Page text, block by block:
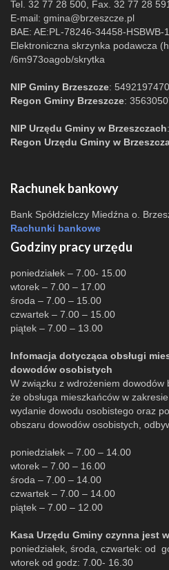
Tel. 32 77 28 500, Fax. 32 77 28 591
E-mail: gmina@brzeszcze.pl
BAE: AE:PL-78246-34458-HSBWB-
Elektroniczna skrzynka podawcza
/6m973oagob/skrytka
NIP Gminy Brzeszcze: 5492197470
Regon Gminy Brzeszcze:
NIP Urzędu Gminy w Brzeszczach
Regon Urzędu Gminy w
Rachunek bankowy
Bank Spółdzielczy Miedźna o.
Rachunki bankowe
Godziny pracy urzędu
poniedziałek – 7.00- 15.00
wtorek – 7.00 – 17.00
środa – 7.00 – 15.00
czwartek – 7.00 – 15.00
piątek – 7.00 – 13.00
Infomacja dotycząca obsługi
dowodów osobistych
W związku z wdrożeniem dowodów
że obsługa mieszkańców w
wydanie dowodu osobistego oraz
obszaru dowodów osobistych,
poniedziałek – 7.00 – 14.00
wtorek – 7.00 – 16.00
środa – 7.00 – 14.00
czwartek – 7.00 – 14.00
piątek – 7.00 – 12.00
Kasa Urzędu Gminy czynna jest
poniedziałek, środa, czwartek: od
wtorek od godz: 7.00- 16.30